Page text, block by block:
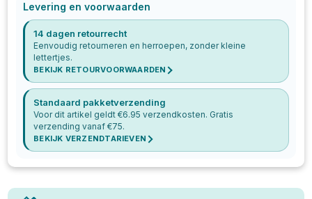
Levering en voorwaarden
14 dagen retourrecht
Eenvoudig retourneren en herroepen, zonder kleine
lettertjes.
BEKIJK RETOURVOORWAARDEN
Standaard pakketverzending
Voor dit artikel geldt €6.95 verzendkosten. Gratis
verzending vanaf €75.
BEKIJK VERZENDTARIEVEN